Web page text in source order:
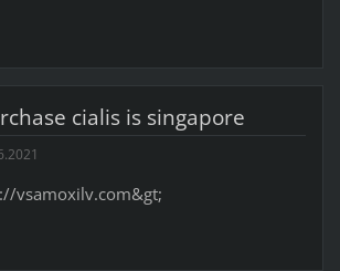
cialis is singapore
vsamoxilv.com&gt;